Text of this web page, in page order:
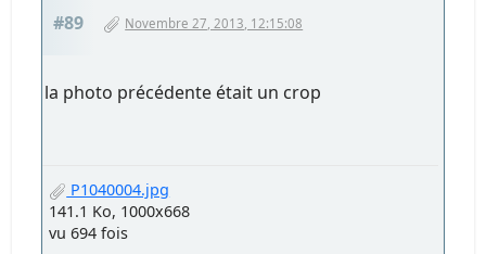
#89 Novembre 27, 2013, 12:15:08
la photo précédente était un crop
P1040004.jpg
141.1 Ko, 1000x668
vu 694 fois